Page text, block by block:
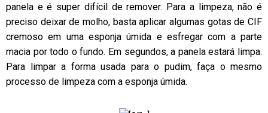
panela e é super difícil de remover. Para a limpeza, não é
preciso deixar de molho, basta aplicar algumas gotas de CIF
cremoso em uma esponja úmida e esfregar com a parte
macia por todo o fundo. Em segundos, a panela estará limpa.
Para limpar a forma usada para o pudim, faça o mesmo
processo de limpeza com a esponja úmida.